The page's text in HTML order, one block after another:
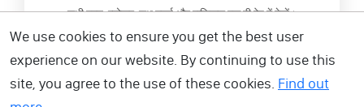
सभी व्रत, त्योहार, शुभ मुहूर्त और राशिफल एक ही ऐप में देखें।
📅 हिंदी कैलेंडर ऐप डाउनलोड करें
We use cookies to ensure you get the best user
experience on our website. By continuing to use this
site, you agree to the use of these cookies. Find out